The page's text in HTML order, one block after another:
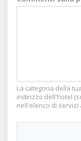
La categoria della
indirizzo dell'hotel
nell'elenco di servizi